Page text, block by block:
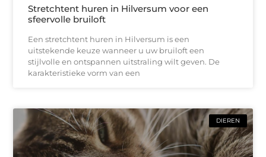
Stretchtent huren in Hilversum voor een
sfeervolle bruiloft
Een stretchtent huren in Hilversum is een
uitstekende keuze wanneer u uw bruiloft een
stijlvolle en ontspannen uitstraling wilt geven. De
karakteristieke vorm van een
DIEREN